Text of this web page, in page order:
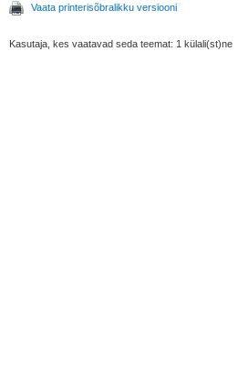
Vaata printerisõbralikku versiooni
Kasutaja, kes vaatavad seda teemat: 1 külali(st)ne